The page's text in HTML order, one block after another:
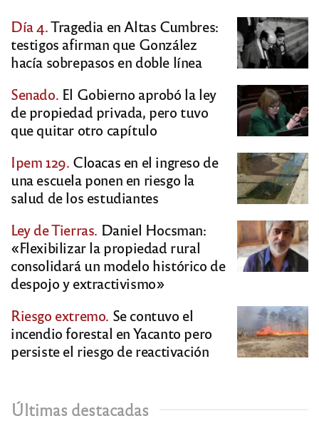
Día 4.Tragedia en Altas Cumbres:
testigos afirman que González
hacía sobrepasos en doble línea
Senado. El Gobierno aprobó la ley
de propiedad privada, pero tuvo
que quitar otro capítulo
Ipem 129. Cloacas en el ingreso de
una escuela ponen en riesgo la
salud de los estudiantes
Ley de Tierras. Daniel Hocsman:
«Flexibilizar la propiedad rural
consolidará un modelo histórico de
despojo y extractivismo»
Riesgo extremo. Se contuvo el
incendio forestal en Yacanto pero
persiste el riesgo de reactivación
Últimas destacadas